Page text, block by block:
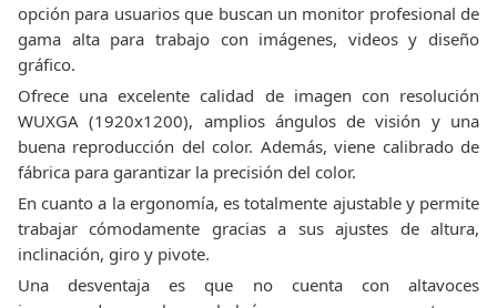
opción para usuarios que buscan un monitor profesional de
gama alta para trabajo con imágenes, videos y diseño
gráfico.
Ofrece una excelente calidad de imagen con resolución
WUXGA (1920x1200), amplios ángulos de visión y una
buena reproducción del color. Además, viene calibrado de
fábrica para garantizar la precisión del color.
En cuanto a la ergonomía, es totalmente ajustable y permite
trabajar cómodamente gracias a sus ajustes de altura,
inclinación, giro y pivote.
Una desventaja es que no cuenta con altavoces